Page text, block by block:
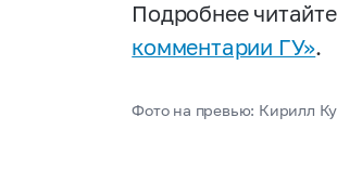
Подробнее
комментарии ГУ».
Фото на превью: Кирилл